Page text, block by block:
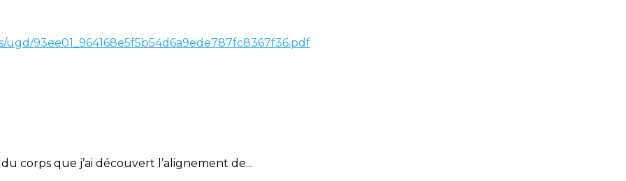
ugd/93ee01_964168e5f5b54d6a9ede787fc8367f36.pdf
corps que j’ai découvert l’alignement de...